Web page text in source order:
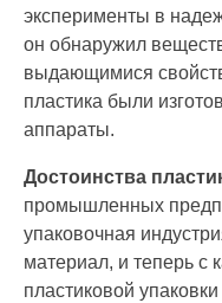
эксперименты в
он обнаружил
выдающимися
пластика были
аппараты.
Достоинства
промышленных
упаковочная
материал, и теперь с
пластиковой